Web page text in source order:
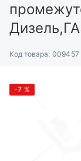
Код товара: 009457
-7 %